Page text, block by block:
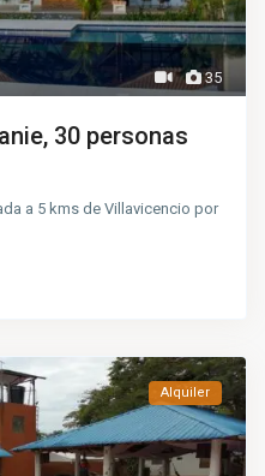
35
30 personas
a 5 kms de Villavicencio por
Alquiler